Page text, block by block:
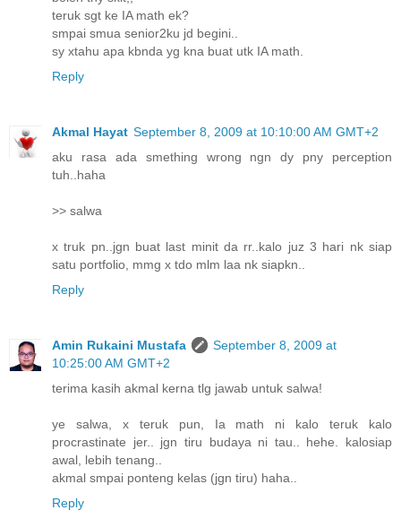
teruk sgt ke IA math ek?
smpai smua senior2ku jd begini..
sy xtahu apa kbnda yg kna buat utk IA math.
Reply
Akmal Hayat September 8, 2009 at 10:10:00 AM GMT+2
aku rasa ada smething wrong ngn dy pny perception
tuh..haha
>> salwa
x truk pn..jgn buat last minit da rr..kalo juz 3 hari nk siap
satu portfolio, mmg x tdo mlm laa nk siapkn..
Reply
Amin Rukaini Mustafa
September 8, 2009 at
10:25:00 AM GMT+2
terima kasih akmal kerna tlg jawab untuk salwa!
ye salwa, x teruk pun, Ia math ni kalo teruk kalo
procrastinate jer.. jgn tiru budaya ni tau.. hehe. kalosiap
awal, lebih tenang..
akmal smpai ponteng kelas (jgn tiru) haha..
Reply